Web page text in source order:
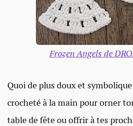
Frozen Angels de
Quoi de plus doux et symbolique
crocheté à la main pour orner
table de fête ou offrir à tes